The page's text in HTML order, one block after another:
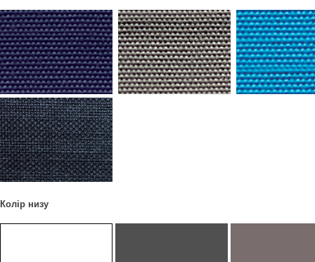
Колір низу